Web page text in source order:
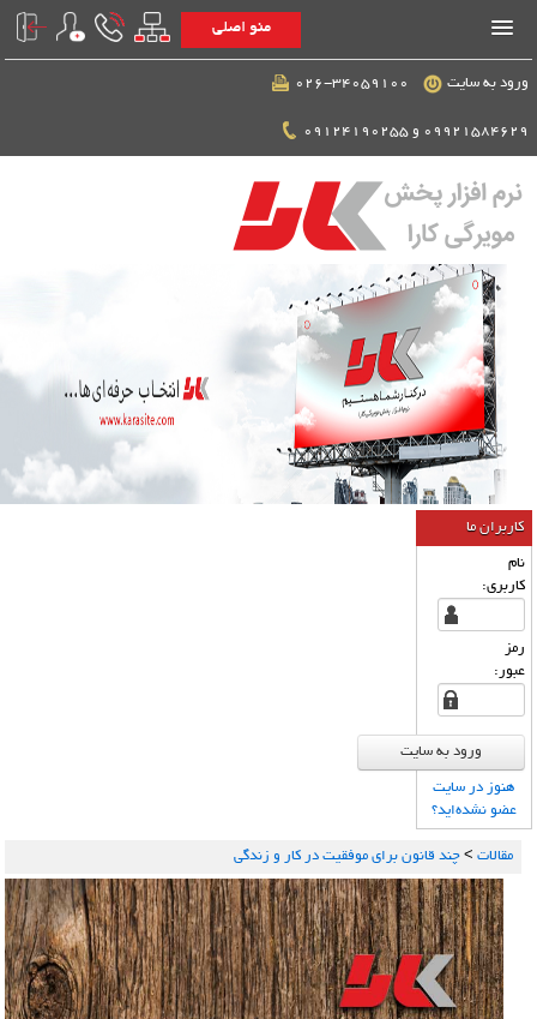
منو اصلی
ورود به سایت
کاربران ما
نام
كاربری:
رمز
عبور:
هنوز در سایت
عضو نشده‌اید؟
مقالات >چند قانون برای موفقیت در کار و زندگی